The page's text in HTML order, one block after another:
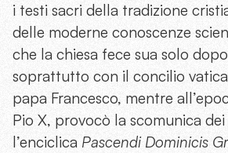
i testi sacri della tradizione
delle moderne conoscenze
che la chiesa fece sua solo
soprattutto con il concilio
papa Francesco, mentre
Pio X, provocò la scomunica
l’enciclica Pascendi Dominicis